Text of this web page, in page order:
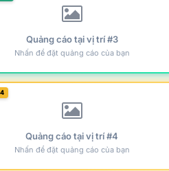
Quảng cáo tại vị trí #3
Nhấn để đặt quảng cáo của bạn
Quảng cáo tại vị trí #4
Nhấn để đặt quảng cáo của bạn